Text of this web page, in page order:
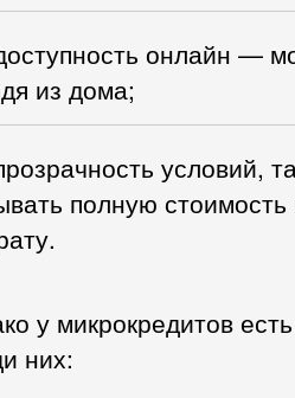
онлайн —
из дома;
условий,
полную
у микрокредитов
них: